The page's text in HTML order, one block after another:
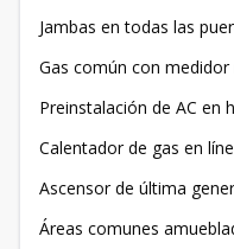
Jambas en todas las
Gas común con medidor
Preinstalación de AC en
Calentador de gas en
Ascensor de última
Áreas comunes